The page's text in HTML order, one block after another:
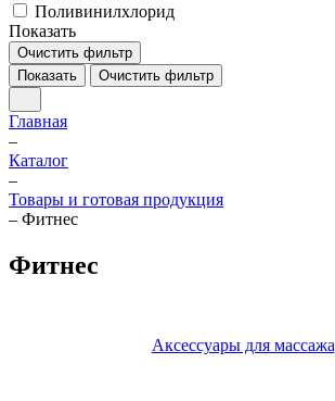
Поливинилхлорид
Показать
Очистить фильтр
Показать
Очистить фильтр
Главная
–
Каталог
–
Товары и готовая продукция
– Фитнес
Фитнес
Аксессуары для масcажа